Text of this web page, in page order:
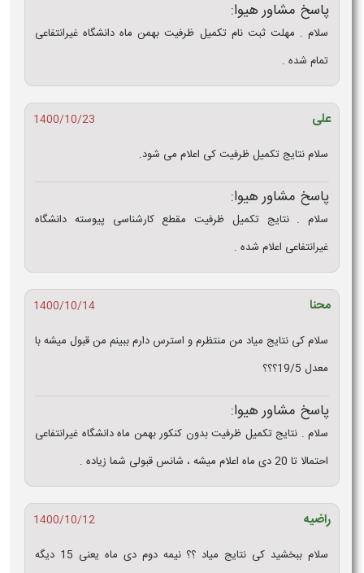
پاسخ مشاور هیوا:
سلام . مهلت ثبت نام تکمیل ظرفیت بهمن ماه دانشگاه غیرانتفاعی
تمام شده .
علی
1400/10/23
سلام نتایج تکمیل ظرفیت کی اعلام می‌ شود.
پاسخ مشاور هیوا:
سلام . نتایج تکمیل ظرفیت مقطع کارشناسی پیوسته دانشگاه
غیرانتفاعی اعلام شده .
محنا
1400/10/14
سلام کی نتایج میاد من منتظرم و استرس دارم ببینم من قبول میشه با
معدل 19/5؟؟؟
پاسخ مشاور هیوا:
سلام . نتایج تکمیل ظرفیت بدون کنکور بهمن ماه دانشگاه غیرانتفاعی
احتمالا تا 20 دی ماه اعلام میشه ، شانس قبولی شما زیاده .
راضیه
1400/10/12
سلام ببخشید کی نتایج میاد ؟؟ نیمه دوم دی ماه یعنی 15 دیگه